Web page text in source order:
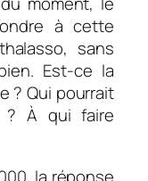
à cette
sans
Est-ce la
? Qui pourrait
? À qui faire